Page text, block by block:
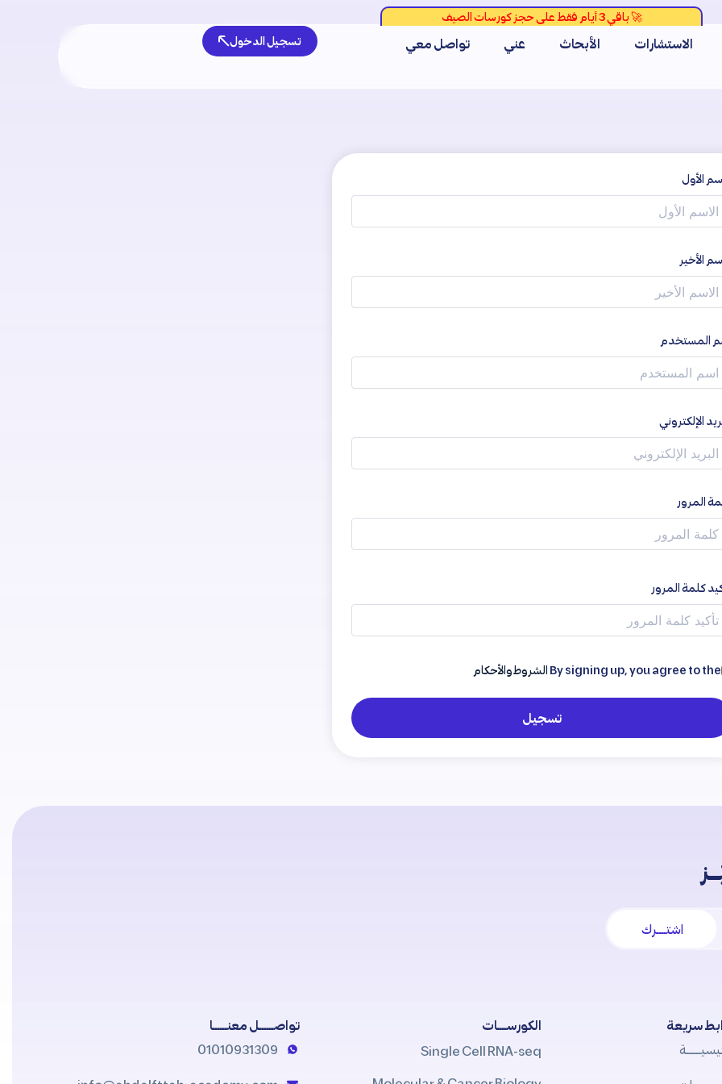
الاستشارات الأبحاث عني تواصل معي تسجيل الدخول
الأول
الأخير
المستخدم
الإلكتروني
المرور
كلمة المرور
By signing up, you agree to the الشروط والأحكام
تسجيل
اشتــــرك
سريعة
الكورســــات
Single Cell RNA-seq
تواصــــــل معنــــــا
01010931309